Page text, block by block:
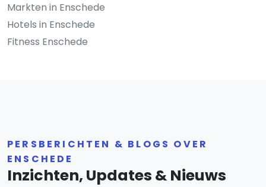
Markten in Enschede
Hotels in Enschede
Fitness Enschede
PERSBERICHTEN & BLOGS OVER
ENSCHEDE
Inzichten, Updates & Nieuws